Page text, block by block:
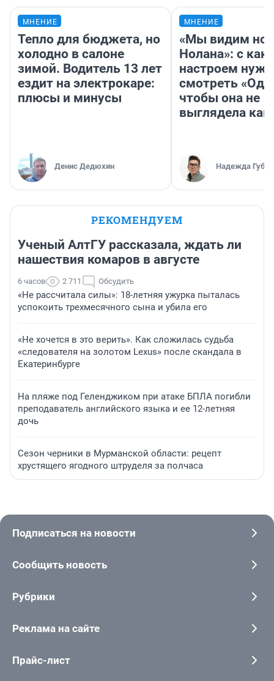
МНЕНИЕ
Тепло для бюджета, но
холодно в салоне
зимой. Водитель 13 лет
ездит на электрокаре:
плюсы и минусы
Денис Дедюхин
МНЕНИЕ
«Мы видим
Нолана»: с
настроем
смотреть
чтобы она не
выглядела как
Надежда
РЕКОМЕНДУЕМ
Ученый АлтГУ рассказала, ждать ли
нашествия комаров в августе
6 часов 2 711 Обсудить
«Не рассчитала силы»: 18-летняя ужурка пыталась
успокоить трехмесячного сына и убила его
«Не хочется в это верить». Как сложилась судьба
«следователя на золотом Lexus» после скандала в
Екатеринбурге
На пляже под Геленджиком при атаке БПЛА погибли
преподаватель английского языка и ее 12-летняя
дочь
Сезон черники в Мурманской области: рецепт
хрустящего ягодного штруделя за полчаса
Подписаться на новости
Сообщить новость
Рубрики
Реклама на сайте
Прайс-лист